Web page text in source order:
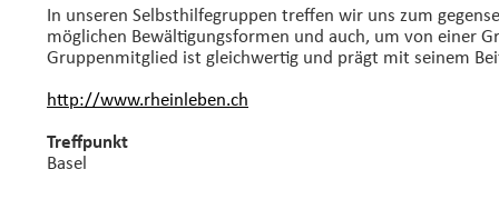
In unseren Selbsthilfegruppen treffen wir uns zum
möglichen Bewältigungsformen und auch, um von einer
Gruppenmitglied ist gleichwertig und prägt mit seinem
http://www.rheinleben.ch
Treffpunkt
Basel